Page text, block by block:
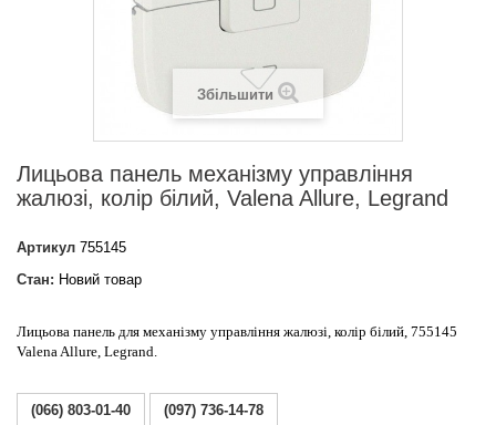
Збільшити
Лицьова панель механізму управління
жалюзі, колір білий, Valena Allure, Legrand
Артикул 755145
Стан: Новий товар
Лицьова панель для механізму управління жалюзі, колір білий, 755145
Valena Allure, Legrand.
(066) 803-01-40 (097) 736-14-78